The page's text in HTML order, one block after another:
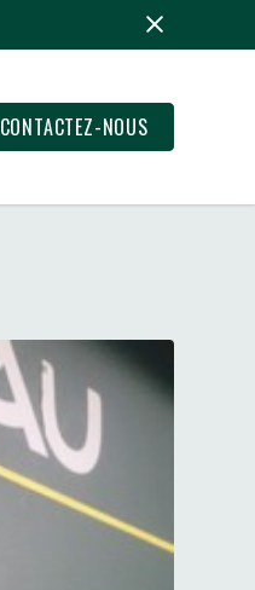
CONTACTEZ-NOUS